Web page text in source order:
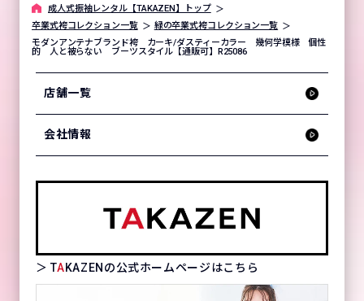
成⼈式振袖レンタル【TAKAZEN】トップ
卒業式袴コレクション一覧
緑の卒業式袴コレクション一覧
モダンアンテナブランド袴 カーキ/ダスティーカラー 幾何学模様 個性
的 人と被らない ブーツスタイル【通販可】R25086
店舗一覧
会社情報
＞ TAKAZENの公式ホームページはこちら